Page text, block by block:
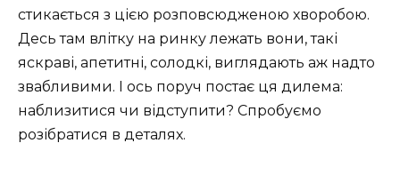
стикається з цією розповсюдженою хворобою.
Десь там влітку на ринку лежать вони, такі
яскраві, апетитні, солодкі, виглядають аж надто
звабливими. І ось поруч постає ця дилема:
наблизитися чи відступити? Спробуємо
розібратися в деталях.